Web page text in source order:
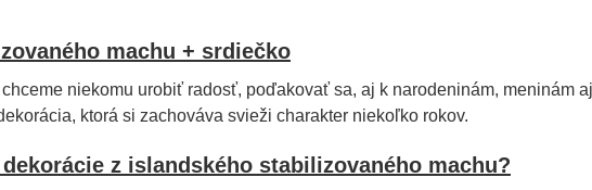
machu + srdiečko
chceme niekomu urobiť radosť, poďakovať sa, aj k narodeninám, meninám
ktorá si zachováva svieži charakter niekoľko rokov.
z islandského stabilizovaného machu?